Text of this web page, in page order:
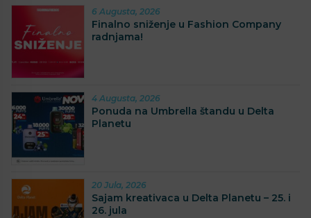
6 Augusta, 2026
Finalno sniženje u Fashion Company
radnjama!
4 Augusta, 2026
Ponuda na Umbrella štandu u Delta
Planetu
20 Jula, 2026
Sajam kreativaca u Delta Planetu – 25. i
26. jula